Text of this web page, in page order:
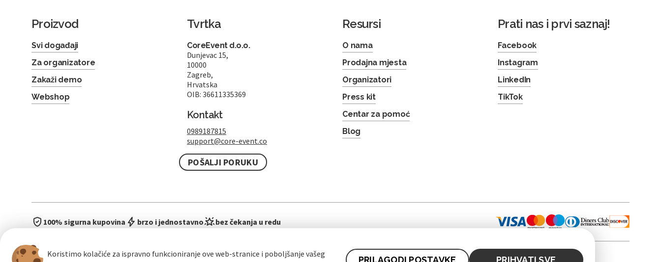
Koristimo kolačiće za ispravno funkcioniranje ove web-stranice i poboljšanje vašeg
PRILAGODI POSTAVKE PRIHVATI SVE
Proizvod
Svi događaji
Za organizatore
Zakaži demo
Webshop
Tvrtka
CoreEvent d.o.o.
Dunjevac 15,
10000
Zagreb,
Hrvatska
OIB: 36611335369
Kontakt
0989187815
support@core-event.co
POŠALJI PORUKU
Resursi
O nama
Prodajna mjesta
Organizatori
Press kit
Centar za pomoć
Blog
Prati nas i prvi saznaj!
Facebook
Instagram
LinkedIn
TikTok
100% sigurna kupovina brzo i jednostavno bez čekanja u redu